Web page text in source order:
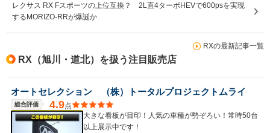
レクサス RX Fスポーツの上位互換？ 2L直4ターボHEVで600psを実現
するMORIZO-RRが爆誕か
RXの最新記事一覧
RX（旭川・道北）を扱う注目販売店
オートセレクション （株）トータルプロジェクトムライ
総合評価 4.9点
大きな看板が目印！人気の車種が勢ぞろい！常時50台
以上展示中です！